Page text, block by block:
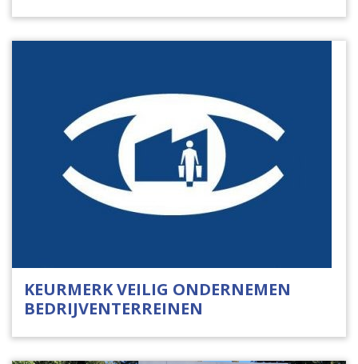
KEURMERK VEILIG ONDERNEMEN
BEDRIJVENTERREINEN